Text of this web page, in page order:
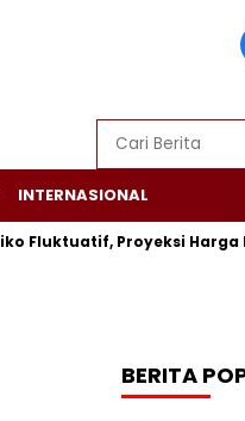
INTERNASIONAL
Fluktuatif, Proyeksi Harga
BERITA